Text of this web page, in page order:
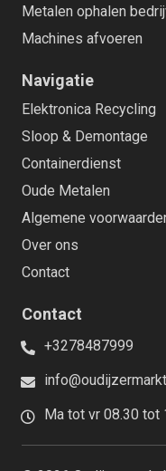
Metalen ophalen
Machines afvoeren
Navigatie
Elektronica Recycling
Sloop & Demontage
Containerdienst
Oude Metalen
Algemene
Over ons
Contact
Contact
+3278487999
Ma tot vr 08.30